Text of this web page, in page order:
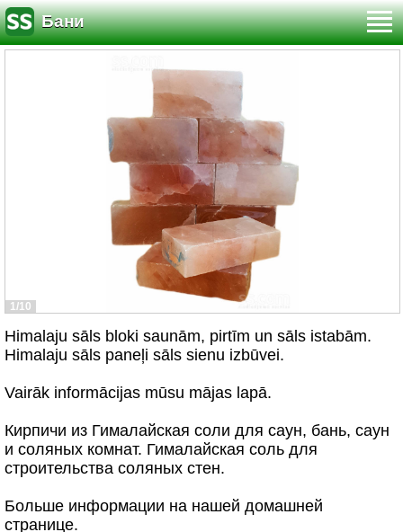
Бани
1/10
Himalaju sāls bloki saunām, pirtīm un sāls istabām.
Himalaju sāls paneļi sāls sienu izbūvei.
Vairāk informācijas mūsu mājas lapā.
Кирпичи из Гималайская соли для саун, бань, саун
и соляных комнат. Гималайская соль для
строительства соляных стен.
Больше информации на нашей домашней
странице.